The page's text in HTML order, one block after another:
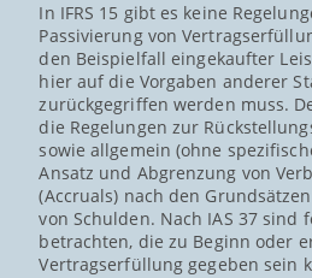
In IFRS 15 gibt es keine
Passivierung von
den Beispielfall eingekaufter
hier auf die Vorgaben anderer
zurückgegriffen werden muss.
die Regelungen zur
sowie allgemein (ohne
Ansatz und Abgrenzung von
(Accruals) nach den
von Schulden. Nach IAS 37 sind
betrachten, die zu Beginn oder
Vertragserfüllung gegeben sein